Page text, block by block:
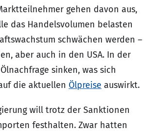
gehen davon aus,
das Handelsvolumen belasten
schwächen werden –
aber auch in den USA. In der
sinken, was sich
die aktuellen Ölpreise auswirkt.
will trotz der Sanktionen
festhalten. Zwar hatten